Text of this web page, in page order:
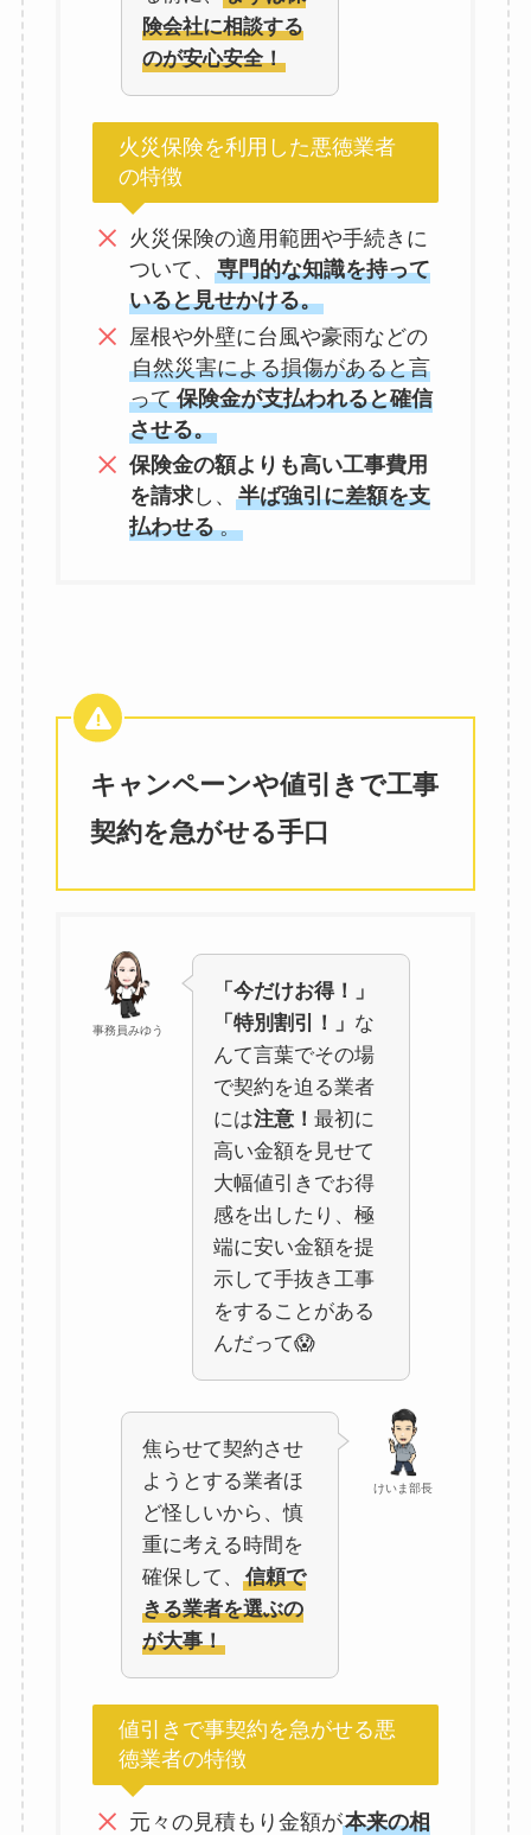
険会社に相談する
のが安心安全！
火災保険を利用した悪徳業者
の特徴
火災保険の適用範囲や手続きに
ついて、 専門的な知識を持って
いると見せかける。
屋根や外壁に台風や豪雨などの
自然災害による損傷があると言
って 保険金が支払われると確信
させる。
保険金の額よりも高い工事費用
を請求 し、 半ば強引に差額を支
払わせる 。
キャンペーンや値引きで工事
契約を急がせる手口
事務員みゆう
「今だけお得！」
「特別割引！」 な
んて言葉でその場
で契約を迫る業者
には注意！ 最初に
高い金額を見せて
大幅値引きでお得
感を出したり、極
端に安い金額を提
示して手抜き工事
をすることがある
んだって😱
けいま部長
焦らせて契約させ
ようとする業者ほ
ど怪しいから、慎
重に考える時間を
確保して、
信頼で
きる業者を選ぶの
が大事！
値引きで事契約を急がせる悪
徳業者の特徴
元々の見積もり金額が本来の相